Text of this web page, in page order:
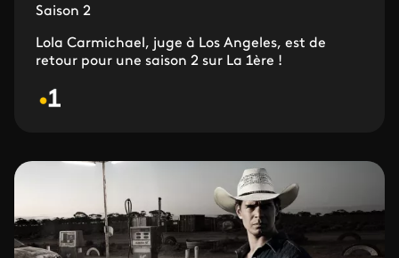
Saison 2
Lola Carmichael, juge à Los Angeles, est de
retour pour une saison 2 sur La 1ère !